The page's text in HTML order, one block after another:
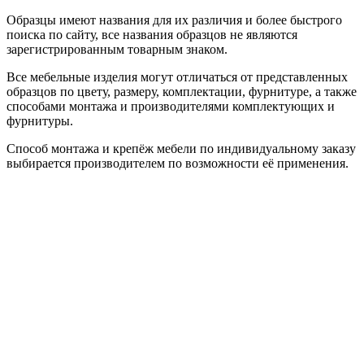
Образцы имеют названия для их различия и более быстрого
поиска по сайту, все названия образцов не являются
зарегистрированным товарным знаком.
Все мебельные изделия могут отличаться от представленных
образцов по цвету, размеру, комплектации, фурнитуре, а также
способами монтажа и производителями комплектующих и
фурнитуры.
Способ монтажа и крепёж мебели по индивидуальному заказу
выбирается производителем по возможности её применения.